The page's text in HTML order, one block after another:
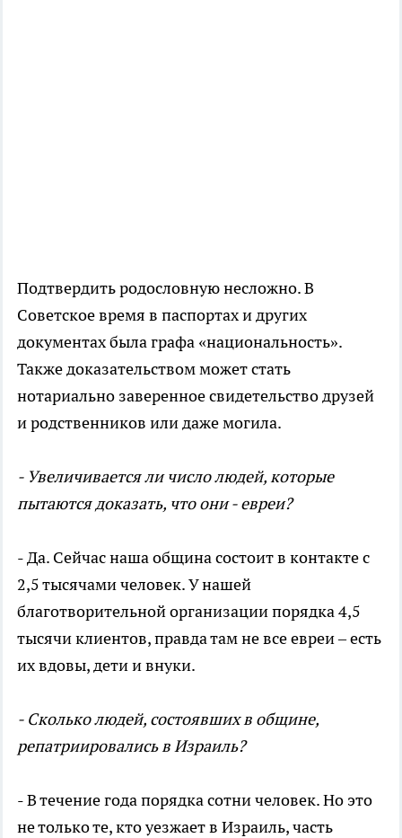
Подтвердить родословную несложно. В
Советское время в паспортах и других
документах была графа «национальность».
Также доказательством может стать
нотариально заверенное свидетельство друзей
и родственников или даже могила.
- Увеличивается ли число людей, которые
пытаются доказать, что они - евреи?
- Да. Сейчас наша община состоит в контакте с
2,5 тысячами человек. У нашей
благотворительной организации порядка 4,5
тысячи клиентов, правда там не все евреи – есть
их вдовы, дети и внуки.
- Сколько людей, состоявших в общине,
репатриировались в Израиль?
- В течение года порядка сотни человек. Но это
не только те, кто уезжает в Израиль, часть